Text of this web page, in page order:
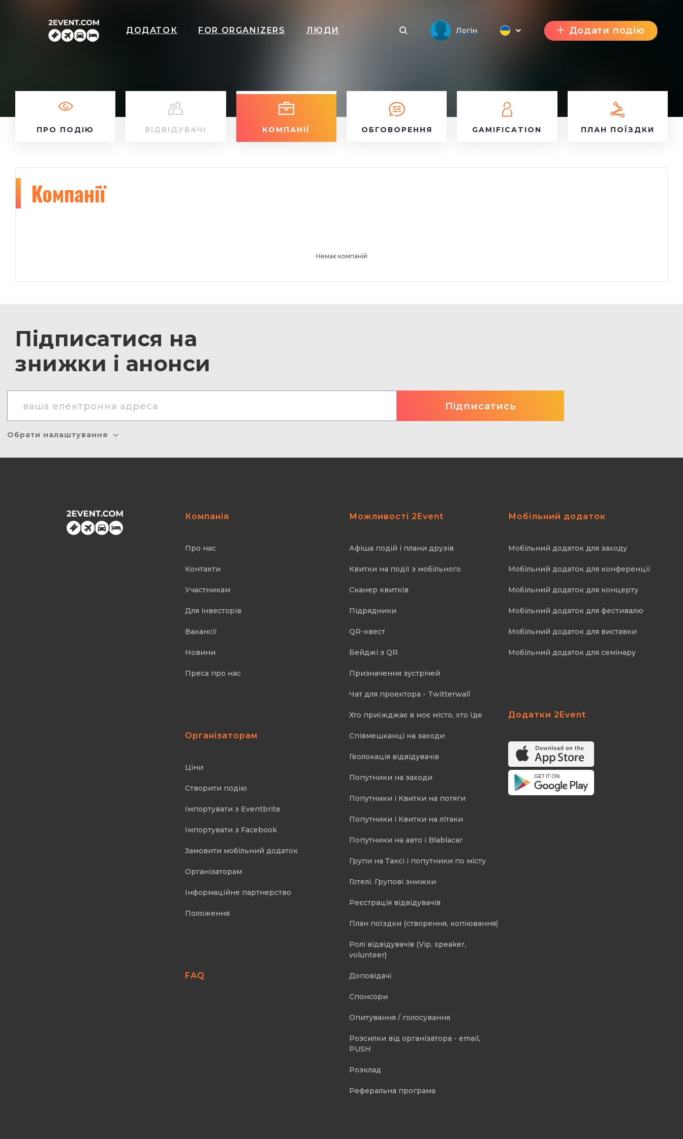
ДОДАТОК FOR ORGANIZERS ЛЮДИ Логін Додати подію
ПРО ПОДІЮ ВІДВІДУВАЧІ КОМПАНІЇ ОБГОВОРЕННЯ GAMIFICATION ПЛАН ПОЇЗДКИ
Компанії
Немає компаній
Підписатися на
знижки і анонси
Обрати налаштування
Компанія
Про нас
Контакти
Участникам
Для інвесторів
Вакансії
Новини
Преса про нас
Організаторам
Ціни
Створити подію
Імпортувати з Eventbrite
Імпортувати з Facebook
Замовити мобільний додаток
Організаторам
Інформаційне партнерство
Положення
FAQ
Можливості 2Event
Афіша подій і плани друзів
Квитки на події з мобільного
Cканер квитків
Підрядники
QR-квест
Бейджі з QR
Призначення зустрічей
Чат для проектора - Twitterwall
Хто приїжджає в моє місто, хто їде
Співмешканці на заходи
Геолокація відвідувачів
Попутники на заходи
Попутники і Квитки на потяги
Попутники і Квитки на літаки
Попутники на авто і Blablacar
Групи на Таксі і попутники по місту
Готелі. Групові знижки
Реєстрація відвідувачів
План поїздки (створення, копіювання)
Ролі відвідувачів (Vip, speaker,
volunteer)
Доповідачі
Спонсори
Опитування / голосування
Розсилки від організатора - email,
PUSH
Розклад
Реферальна програма
Мобільний додаток
Мобільний додаток для заходу
Мобільний додаток для конференції
Мобільний додаток для концерту
Мобільний додаток для фестивалю
Мобільний додаток для виставки
Мобільний додаток для семінару
Додатки 2Event